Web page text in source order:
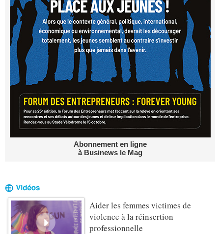
Abonnement en ligne
à Businews le Mag
Aider les femmes victimes de
violence à la réinsertion
professionnelle